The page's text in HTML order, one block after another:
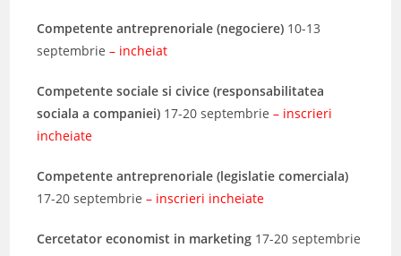
Competente antreprenoriale (negociere) 10-13
septembrie – incheiat
Competente sociale si civice (responsabilitatea
sociala a companiei) 17-20 septembrie– inscrieri
incheiate
Competente antreprenoriale (legislatie comerciala)
17-20 septembrie– inscrieri incheiate
Cercetator economist in marketing 17-20 septembrie